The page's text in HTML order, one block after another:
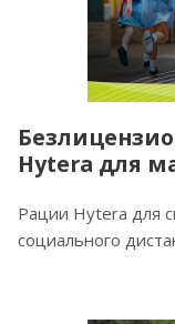
Hytera для
Рации Hytera для
социального